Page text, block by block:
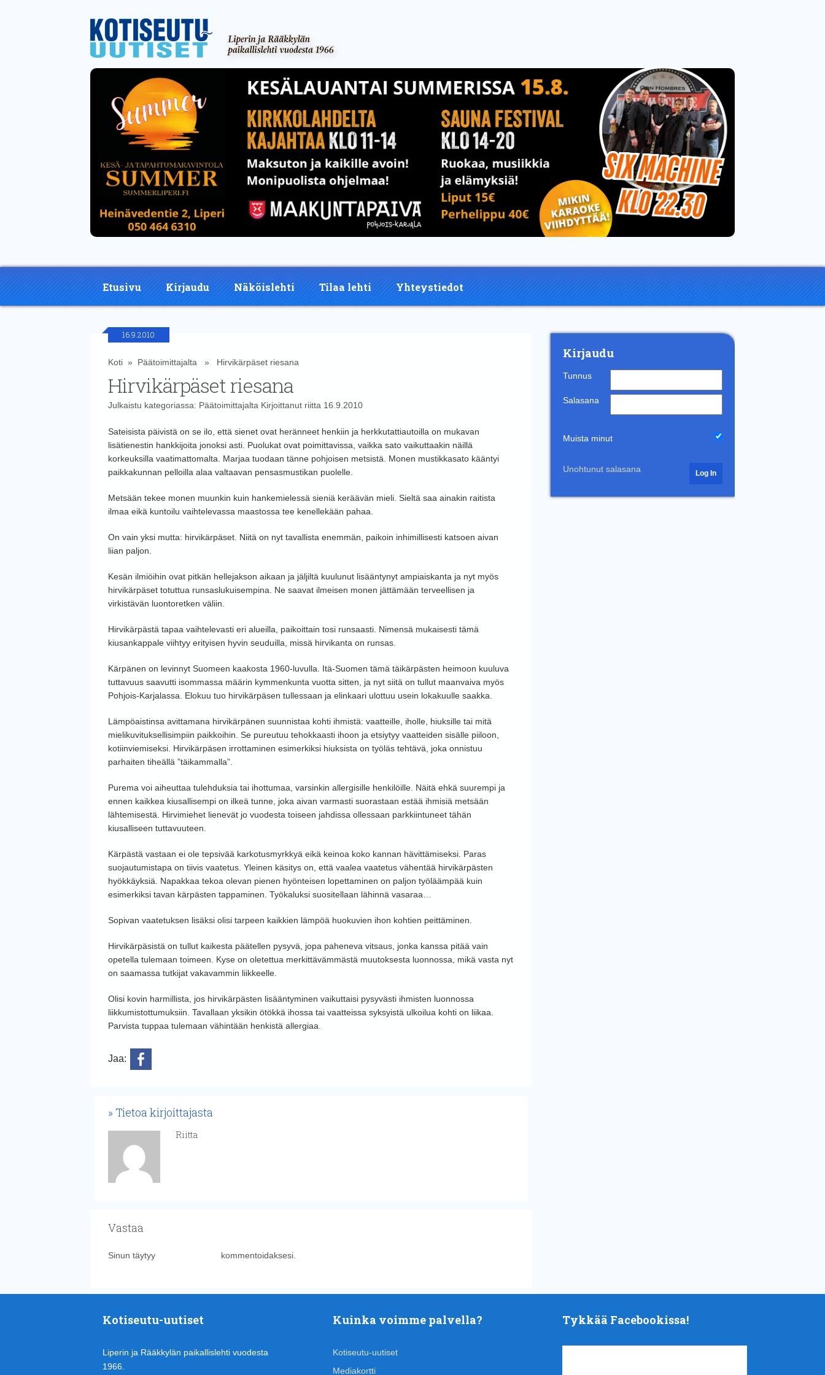
Etusivu Kirjaudu Näköislehti Tilaa lehti Yhteystiedot
16.9.2010
Koti» Päätoimittajalta » Hirvikärpäset riesana
Hirvikärpäset riesana
Julkaistu kategoriassa: Päätoimittajalta Kirjoittanut riitta 16.9.2010
Sateisista päivistä on se ilo, että sienet ovat heränneet henkiin ja herkkutattiautoilla on mukavan
lisätienestin hankkijoita jonoksi asti. Puolukat ovat poimittavissa, vaikka sato vaikuttaakin näillä
korkeuksilla vaatimattomalta. Marjaa tuodaan tänne pohjoisen metsistä. Monen mustikkasato kääntyi
paikkakunnan pelloilla alaa valtaavan pensasmustikan puolelle.
Metsään tekee monen muunkin kuin hankemielessä sieniä keräävän mieli. Sieltä saa ainakin raitista
ilmaa eikä kuntoilu vaihtelevassa maastossa tee kenellekään pahaa.
On vain yksi mutta: hirvikärpäset. Niitä on nyt tavallista enemmän, paikoin inhimillisesti katsoen aivan
liian paljon.
Kesän ilmiöihin ovat pitkän hellejakson aikaan ja jäljiltä kuulunut lisääntynyt ampiaiskanta ja nyt myös
hirvikärpäset totuttua runsaslukuisempina. Ne saavat ilmeisen monen jättämään terveellisen ja
virkistävän luontoretken väliin.
Hirvikärpästä tapaa vaihtelevasti eri alueilla, paikoittain tosi runsaasti. Nimensä mukaisesti tämä
kiusankappale viihtyy erityisen hyvin seuduilla, missä hirvikanta on runsas.
Kärpänen on levinnyt Suomeen kaakosta 1960-luvulla. Itä-Suomen tämä täikärpästen heimoon kuuluva
tuttavuus saavutti isommassa määrin kymmenkunta vuotta sitten, ja nyt siitä on tullut maanvaiva myös
Pohjois-Karjalassa. Elokuu tuo hirvikärpäsen tullessaan ja elinkaari ulottuu usein lokakuulle saakka.
Lämpöaistinsa avittamana hirvikärpänen suunnistaa kohti ihmistä: vaatteille, iholle, hiuksille tai mitä
mielikuvituksellisimpiin paikkoihin. Se pureutuu tehokkaasti ihoon ja etsiytyy vaatteiden sisälle piiloon,
kotiinviemiseksi. Hirvikärpäsen irrottaminen esimerkiksi hiuksista on työläs tehtävä, joka onnistuu
parhaiten tiheällä ”täikammalla”.
Purema voi aiheuttaa tulehduksia tai ihottumaa, varsinkin allergisille henkilöille. Näitä ehkä suurempi ja
ennen kaikkea kiusallisempi on ilkeä tunne, joka aivan varmasti suorastaan estää ihmisiä metsään
lähtemisestä. Hirvimiehet lienevät jo vuodesta toiseen jahdissa ollessaan parkkiintuneet tähän
kiusalliseen tuttavuuteen.
Kärpästä vastaan ei ole tepsivää karkotusmyrkkyä eikä keinoa koko kannan hävittämiseksi. Paras
suojautumistapa on tiivis vaatetus. Yleinen käsitys on, että vaalea vaatetus vähentää hirvikärpästen
hyökkäyksiä. Napakkaa tekoa olevan pienen hyönteisen lopettaminen on paljon työläämpää kuin
esimerkiksi tavan kärpästen tappaminen. Työkaluksi suositellaan lähinnä vasaraa…
Sopivan vaatetuksen lisäksi olisi tarpeen kaikkien lämpöä huokuvien ihon kohtien peittäminen.
Hirvikärpäsistä on tullut kaikesta päätellen pysyvä, jopa paheneva vitsaus, jonka kanssa pitää vain
opetella tulemaan toimeen. Kyse on oletettua merkittävämmästä muutoksesta luonnossa, mikä vasta nyt
on saamassa tutkijat vakavammin liikkeelle.
Olisi kovin harmillista, jos hirvikärpästen lisääntyminen vaikuttaisi pysyvästi ihmisten luonnossa
liikkumistottumuksiin. Tavallaan yksikin ötökkä ihossa tai vaatteissa syksyistä ulkoilua kohti on liikaa.
Parvista tuppaa tulemaan vähintään henkistä allergiaa.
Jaa:
Tietoa kirjoittajasta
Riitta
Vastaa
Sinun täytyy kommentoidaksesi.
Kirjaudu
Tunnus
Salasana
Muista minut
Unohtunut salasana
Kotiseutu-uutiset
Liperin ja Rääkkylän paikallislehti vuodesta
1966.
Kuinka voimme palvella?
Kotiseutu-uutiset
Mediakortti
Tykkää Facebookissa!